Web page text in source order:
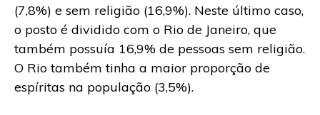
(7,8%) e sem religião (16,9%). Neste último caso,
o posto é dividido com o Rio de Janeiro, que
também possuía 16,9% de pessoas sem religião.
O Rio também tinha a maior proporção de
espíritas na população (3,5%).